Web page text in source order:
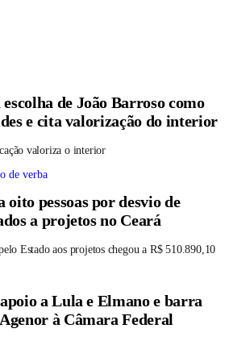
de João Barroso como
e cita valorização do interior
valoriza o interior
de verba
pessoas por desvio de
a projetos no Ceará
Estado aos projetos chegou a R$ 510.890,10
a Lula e Elmano e barra
à Câmara Federal